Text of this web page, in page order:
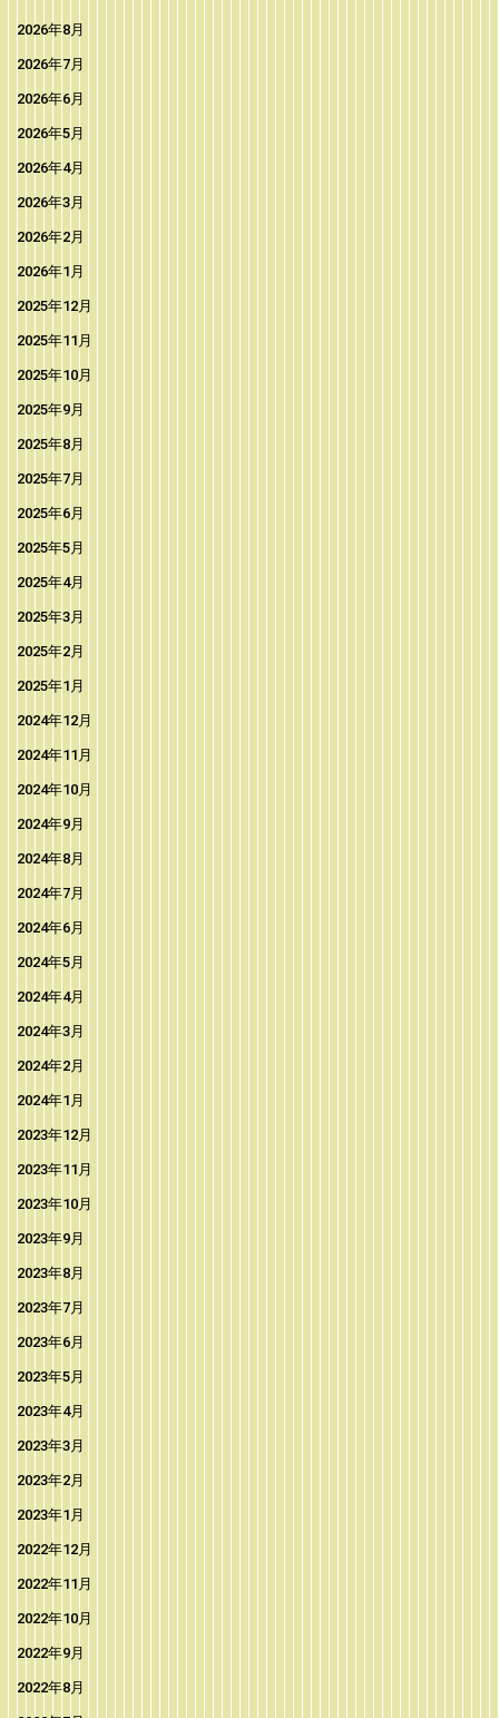
2026年8月
2026年7月
2026年6月
2026年5月
2026年4月
2026年3月
2026年2月
2026年1月
2025年12月
2025年11月
2025年10月
2025年9月
2025年8月
2025年7月
2025年6月
2025年5月
2025年4月
2025年3月
2025年2月
2025年1月
2024年12月
2024年11月
2024年10月
2024年9月
2024年8月
2024年7月
2024年6月
2024年5月
2024年4月
2024年3月
2024年2月
2024年1月
2023年12月
2023年11月
2023年10月
2023年9月
2023年8月
2023年7月
2023年6月
2023年5月
2023年4月
2023年3月
2023年2月
2023年1月
2022年12月
2022年11月
2022年10月
2022年9月
2022年8月